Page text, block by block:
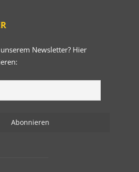
Newsletter? Hier